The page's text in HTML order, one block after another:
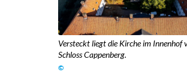
Versteckt liegt die Kirche im Innenhof
Schloss Cappenberg.
©